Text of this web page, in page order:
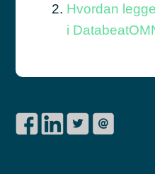
Hvordan
i